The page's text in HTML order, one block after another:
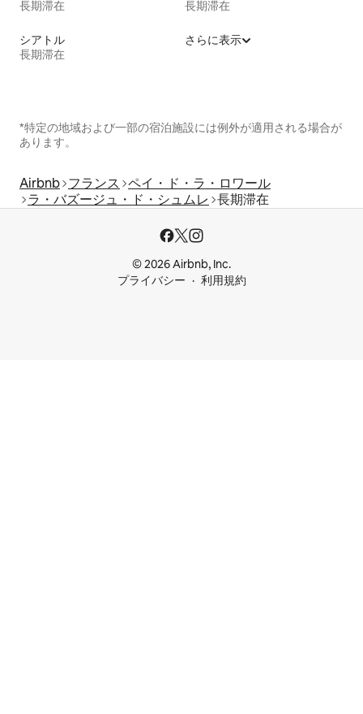
長期滞在 長期滞在
シアトル
長期滞在
さらに表示
*特定の地域および一部の宿泊施設には例外が適用される場合が
あります。
Airbnb フランス ペイ・ド・ラ・ロワール
ラ・バズージュ・ド・シュムレ 長期滞在
© 2026 Airbnb, Inc.
プライバシー
利用規約